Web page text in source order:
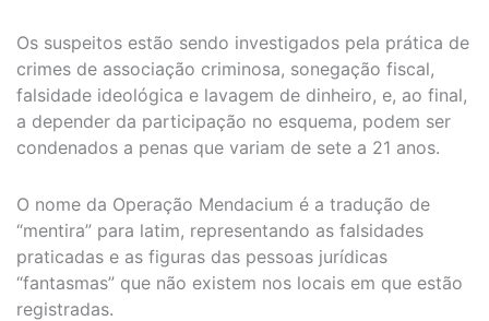
Os suspeitos estão sendo investigados pela prática de
crimes de associação criminosa, sonegação fiscal,
falsidade ideológica e lavagem de dinheiro, e, ao final,
a depender da participação no esquema, podem ser
condenados a penas que variam de sete a 21 anos.
O nome da Operação Mendacium é a tradução de
“mentira” para latim, representando as falsidades
praticadas e as figuras das pessoas jurídicas
“fantasmas” que não existem nos locais em que estão
registradas.